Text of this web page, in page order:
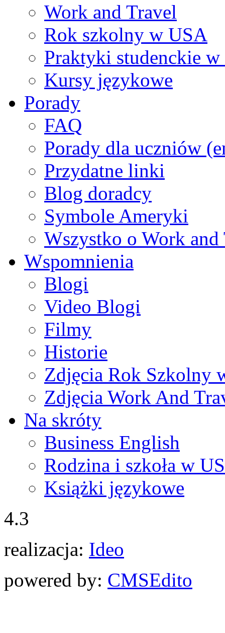
Work and Travel
Rok szkolny w USA
Praktyki studenckie
Kursy językowe
Porady
FAQ
Porady dla uczniów
Przydatne linki
Blog doradcy
Symbole Ameryki
Wszystko o Work and
Wspomnienia
Blogi
Video Blogi
Filmy
Historie
Zdjęcia Rok Szkolny
Zdjęcia Work And
Na skróty
Business English
Rodzina i szkoła w
Książki językowe
4.3
realizacja: Ideo
powered by: CMSEdito